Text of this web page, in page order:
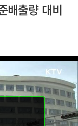
배출량 대비